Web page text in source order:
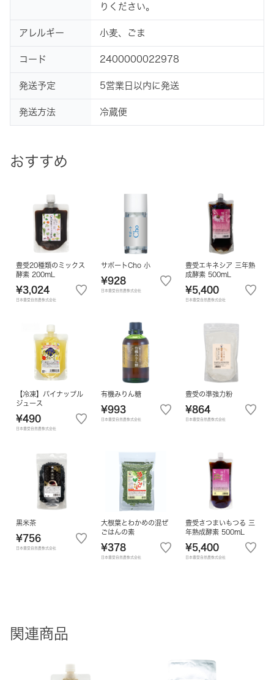
おすすめ
豊受20種類のミックス
酵素 200mL
¥3,024
日本豊受自然農株式会社
サポートCho 小
¥928
日本豊受自然農株式会社
豊受エキネシア 三年熟
成酵素 500mL
¥5,400
日本豊受自然農株式会社
【冷凍】パイナップル
ジュース
¥490
日本豊受自然農株式会社
有機みりん糖
¥993
日本豊受自然農株式会社
豊受の準強力粉
¥864
日本豊受自然農株式会社
黒米茶
¥756
日本豊受自然農株式会社
大根葉とわかめの混ぜ
ごはんの素
¥378
日本豊受自然農株式会社
豊受さつまいもつる 三
年熟成酵素 500mL
¥5,400
日本豊受自然農株式会社
りください。
アレルギー 小麦、ごま
コード 2400000022978
発送予定 5営業日以内に発送
発送方法 冷蔵便
関連商品